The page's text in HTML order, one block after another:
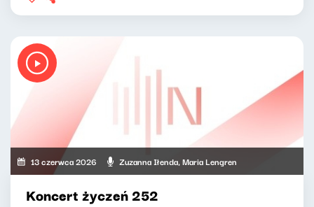
13 czerwca 2026 Zuzanna Iłenda, Maria Lengren
Koncert życzeń 252